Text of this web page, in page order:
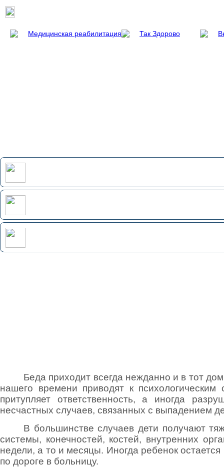
Беда приходит всегда нежданно и в тот
нашего времени приводят к
притупляет ответственность, а иногда
несчастных случаев, связанных с выпадением
В большинстве случаев дети получают
системы, конечностей, костей, внутренних
недели, а то и месяцы. Иногда ребенок
по дороге в больницу.